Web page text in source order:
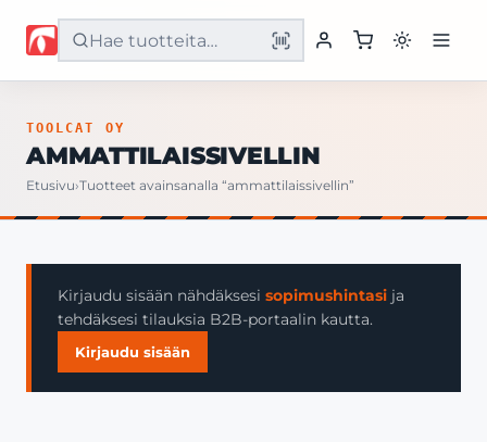
Etusivu
Yritys
Yhteystiedot
TOOLCAT OY
AMMATTILAISSIVELLIN
Etusivu›Tuotteet avainsanalla “ammattilaissivellin”
Kirjaudu sisään nähdäksesi sopimushintasi ja
tehdäksesi tilauksia B2B-portaalin kautta.
Kirjaudu sisään